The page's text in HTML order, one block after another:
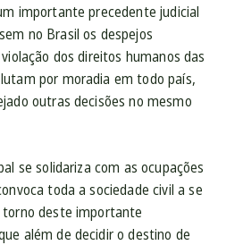
importante precedente judicial
no Brasil os despejos
dos direitos humanos das
por moradia em todo país,
outras decisões no mesmo
se solidariza com as ocupações
toda a sociedade civil a se
deste importante
além de decidir o destino de